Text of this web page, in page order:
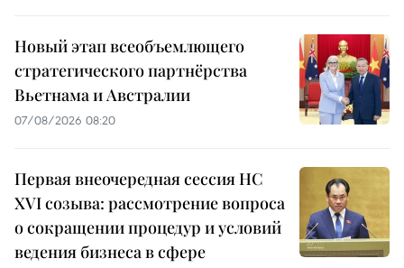
Новый этап всеобъемлющего
стратегического партнёрства
Вьетнама и Австралии
07/08/2026 08:20
Первая внеочередная сессия НС
XVI созыва: рассмотрение вопроса
о сокращении процедур и условий
ведения бизнеса в сфере